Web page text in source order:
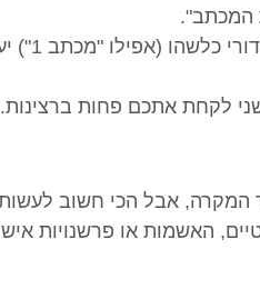
המכתב".
: תאריך
לקחת אתכם פחות ברצינות.
אבל הכי חשוב לעשות
האשמות או פרשנויות